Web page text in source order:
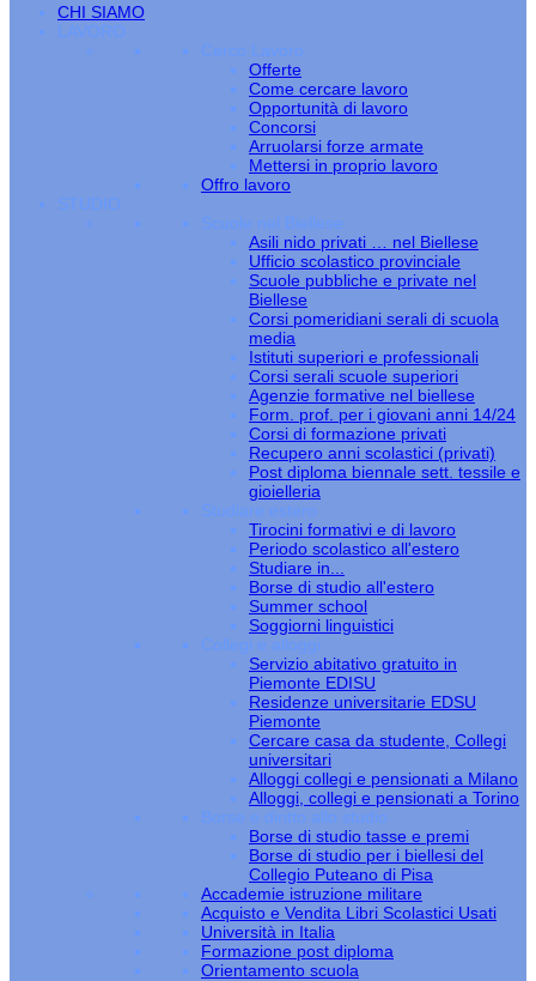
CHI SIAMO
LAVORO
Cerco Lavoro
Offerte
Come cercare lavoro
Opportunità di lavoro
Concorsi
Arruolarsi forze armate
Mettersi in proprio lavoro
Offro lavoro
STUDIO
Scuole nel Biellese
Asili nido privati … nel Biellese
Ufficio scolastico provinciale
Scuole pubbliche e private nel
Biellese
Corsi pomeridiani serali di scuola
media
Istituti superiori e professionali
Corsi serali scuole superiori
Agenzie formative nel biellese
Form. prof. per i giovani anni 14/24
Corsi di formazione privati
Recupero anni scolastici (privati)
Post diploma biennale sett. tessile e
gioielleria
Studiare estero
Tirocini formativi e di lavoro
Periodo scolastico all'estero
Studiare in...
Borse di studio all'estero
Summer school
Soggiorni linguistici
Collegi e alloggi
Servizio abitativo gratuito in
Piemonte EDISU
Residenze universitarie EDSU
Piemonte
Cercare casa da studente, Collegi
universitari
Alloggi collegi e pensionati a Milano
Alloggi, collegi e pensionati a Torino
Borse e diritto allo studio
Borse di studio tasse e premi
Borse di studio per i biellesi del
Collegio Puteano di Pisa
Accademie istruzione militare
Acquisto e Vendita Libri Scolastici Usati
Università in Italia
Formazione post diploma
Orientamento scuola